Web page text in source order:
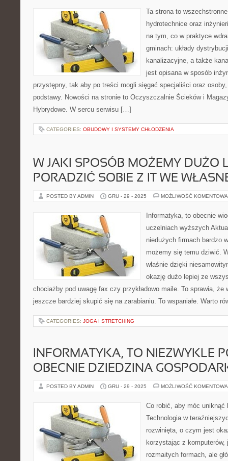
Ta strona to
hydrotechnice oraz
na tym, co w praktyce
gminach: układy
kanalizacyjne, a także
jest opisana w sposób
przystępny, tak aby po treści mogli sięgać specjaliści oraz
podstawy. Nowości na stronie to Oczyszczalnie Ścieków i
Hybrydowe. W sercu serwisu […]
CATEGORIES: OBUDOWY I SYSTEMY CHŁODZENIA
W JAKI SPOSÓB MOŻEMY DUŻO
PORADZIĆ SOBIE Z IT WE
POSTED BY ADMIN GRU - 29 - 2025 MOŻLIWOŚĆ
Informatyka, to obecnie
uczelniach wyższych
niedużych firmach bardzo
możemy się temu dziwić.
właśnie dzięki
okazję dużo lepiej ze
chociażby pod uwagę fax czy przykładowo maile. To sprawia,
jeszcze bardziej skupić się na zarabianiu. To wspaniałe. Warto
CATEGORIES: JOGA I STRETCHING
INFORMATYKA, TO NIEZWYKLE
OBECNIE DZIEDZINA
POSTED BY ADMIN GRU - 29 - 2025 MOŻLIWOŚĆ
Co robić, aby móc uniknąć
Technologia w
rozwinięta, o czym jest
korzystając z
rozmaitych formach, ale